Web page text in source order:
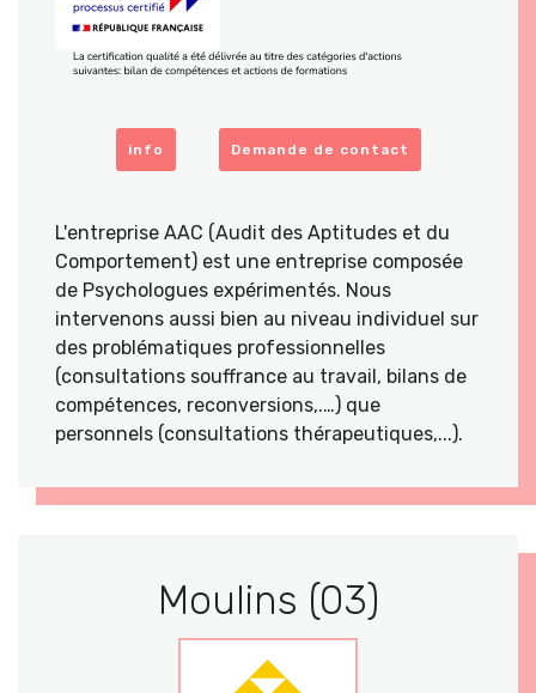
info Demande de contact
L'entreprise AAC (Audit des Aptitudes et du
Comportement) est une entreprise composée
de Psychologues expérimentés. Nous
intervenons aussi bien au niveau individuel sur
des problématiques professionnelles
(consultations souffrance au travail, bilans de
compétences, reconversions,.…) que
personnels (consultations thérapeutiques,...).
Moulins (03)